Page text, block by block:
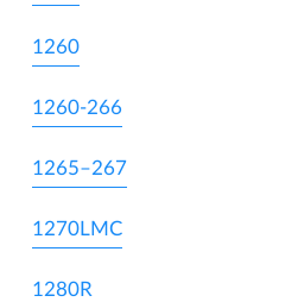
1260
1260-266
1265–267
1270LMC
1280R